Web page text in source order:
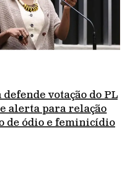
votação do PL
alerta para relação
de ódio e feminicídio